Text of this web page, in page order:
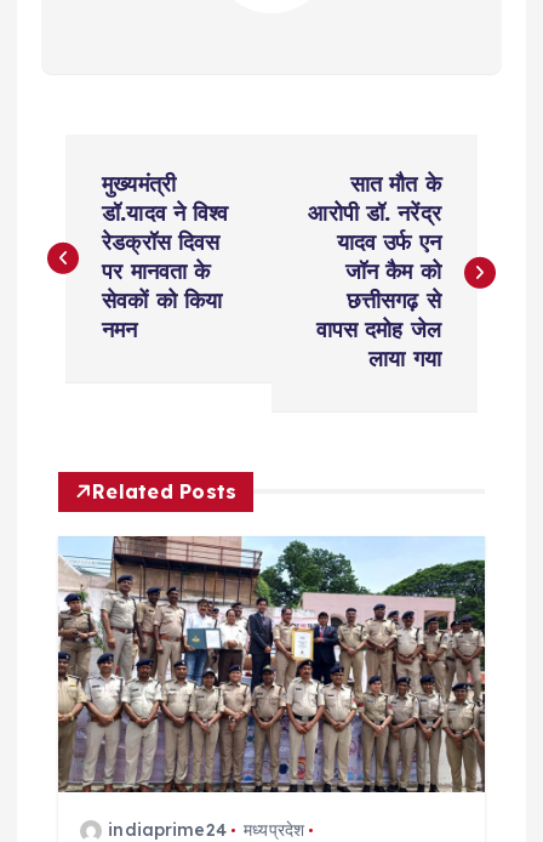
s
a
v
g
a
t
मुख्यमंत्री
डॉ.यादव ने विश्व
रेडक्रॉस दिवस
पर मानवता के
सेवकों को किया
नमन
सात मौत के
आरोपी डॉ. नरेंद्र
यादव उर्फ एन
जॉन कैम को
छत्तीसगढ़ से
वापस दमोह जेल
लाया गया
Related Posts
indiaprime24
मध्यप्रदेश